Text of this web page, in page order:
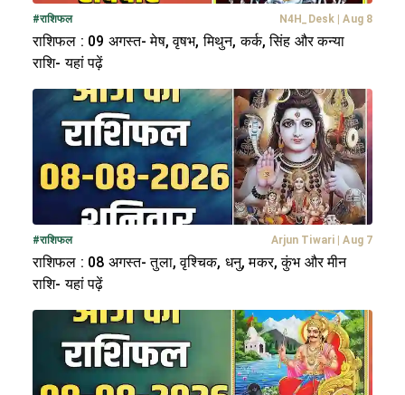
#राशिफल N4H_Desk | Aug 8
राशिफल : 09 अगस्त- मेष, वृषभ, मिथुन, कर्क, सिंह और कन्या
राशि- यहां पढ़ें
#राशिफल Arjun Tiwari | Aug 7
राशिफल : 08 अगस्त- तुला, वृश्चिक, धनु, मकर, कुंभ और मीन
राशि- यहां पढ़ें